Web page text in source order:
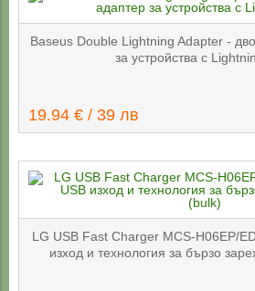
Baseus Double Lightning Adapter -
за устройства с
19.94 € / 39 лв
LG USB Fast Charger MCS-H06EP/
изход и технология за бързо